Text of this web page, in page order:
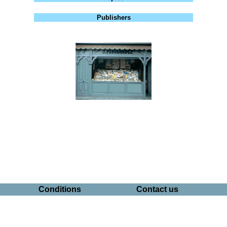
Publishers
Conditions Contact us